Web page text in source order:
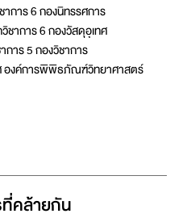
การ 6 กองนิทรรศการ
ชาการ 6 กองวัสดุอุเทศ
ร 5 กองวิชาการ
องค์การพิพิธภัณฑ์วิทยาศาสตร์
คล้ายกัน